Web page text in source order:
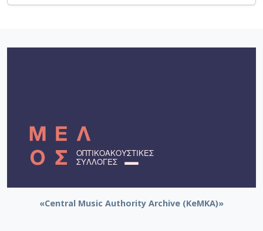
«Central Music Authority Archive (KeMKA)»